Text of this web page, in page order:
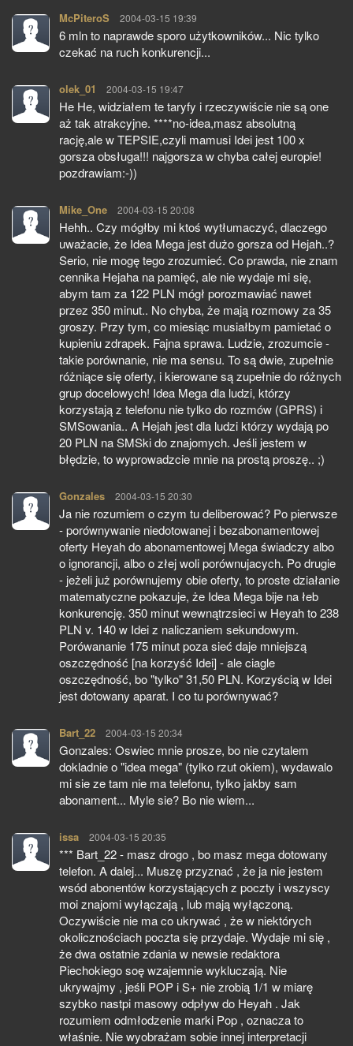
McPiteroS pisze:
2004-03-15 19:39
6 mln to naprawde sporo użytkowników... Nic tylko
czekać na ruch konkurencji...
olek_01 pisze:
2004-03-15 19:47
He He, widziałem te taryfy i rzeczywiście nie są one
aż tak atrakcyjne. ****no-idea,masz absolutną
rację,ale w TEPSIE,czyli mamusi Idei jest 100 x
gorsza obsługa!!! najgorsza w chyba całej europie!
pozdrawiam:-))
Mike_One pisze:
2004-03-15 20:08
Hehh.. Czy mógłby mi ktoś wytłumaczyć, dlaczego
uważacie, że Idea Mega jest dużo gorsza od Hejah..?
Serio, nie mogę tego zrozumieć. Co prawda, nie znam
cennika Hejaha na pamięć, ale nie wydaje mi się,
abym tam za 122 PLN mógł porozmawiać nawet
przez 350 minut.. No chyba, że mają rozmowy za 35
groszy. Przy tym, co miesiąc musiałbym pamietać o
kupieniu zdrapek. Fajna sprawa. Ludzie, zrozumcie -
takie porównanie, nie ma sensu. To są dwie, zupełnie
różniące się oferty, i kierowane są zupełnie do różnych
grup docelowych! Idea Mega dla ludzi, którzy
korzystają z telefonu nie tylko do rozmów (GPRS) i
SMSowania.. A Hejah jest dla ludzi którzy wydają po
20 PLN na SMSki do znajomych. Jeśli jestem w
błędzie, to wyprowadzcie mnie na prostą proszę.. ;)
Gonzales pisze:
2004-03-15 20:30
Ja nie rozumiem o czym tu deliberować? Po pierwsze
- porównywanie niedotowanej i bezabonamentowej
oferty Heyah do abonamentowej Mega świadczy albo
o ignorancji, albo o złej woli porównujacych. Po drugie
- jeżeli już porównujemy obie oferty, to proste działanie
matematyczne pokazuje, że Idea Mega bije na łeb
konkurencję. 350 minut wewnątrzsieci w Heyah to 238
PLN v. 140 w Idei z naliczaniem sekundowym.
Porówananie 175 minut poza sieć daje mniejszą
oszczędność [na korzyść Idei] - ale ciagle
oszczędność, bo "tylko" 31,50 PLN. Korzyścią w Idei
jest dotowany aparat. I co tu porównywać?
Bart_22 pisze:
2004-03-15 20:34
Gonzales: Oswiec mnie prosze, bo nie czytalem
dokladnie o "idea mega" (tylko rzut okiem), wydawalo
mi sie ze tam nie ma telefonu, tylko jakby sam
abonament... Myle sie? Bo nie wiem...
issa pisze:
2004-03-15 20:35
*** Bart_22 - masz drogo , bo masz mega dotowany
telefon. A dalej... Muszę przyznać , że ja nie jestem
wsód abonentów korzystających z poczty i wszyscy
moi znajomi wyłączają , lub mają wyłączoną.
Oczywiście nie ma co ukrywać , że w niektórych
okolicznościach poczta się przydaje. Wydaje mi się ,
że dwa ostatnie zdania w newsie redaktora
Piechokiego soę wzajemnie wykluczają. Nie
ukrywajmy , jeśli POP i S+ nie zrobią 1/1 w miarę
szybko nastpi masowy odpływ do Heyah . Jak
rozumiem odmłodzenie marki Pop , oznacza to
właśnie. Nie wyobrażam sobie innej interpretacji